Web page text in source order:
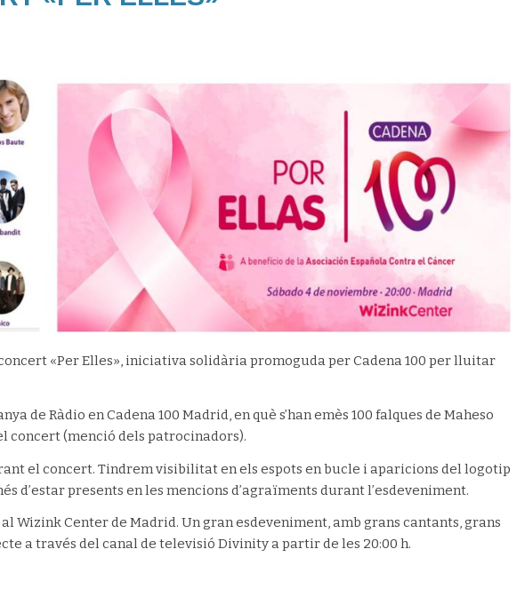
«Per Elles», iniciativa solidària promoguda per Cadena 100 per lluitar
de Ràdio en Cadena 100 Madrid, en què s’han emès 100 falques de Maheso
concert (menció dels patrocinadors).
el concert. Tindrem visibilitat en els espots en bucle i aparicions del logotip
d’estar presents en les mencions d’agraïments durant l’esdeveniment.
Wizink Center de Madrid. Un gran esdeveniment, amb grans cantants, grans
a través del canal de televisió Divinity a partir de les 20:00 h.